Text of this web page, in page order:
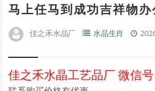
马上任马到成功吉祥物
佳之禾水晶厂 水晶生肖
佳之禾水晶工艺品厂 微信